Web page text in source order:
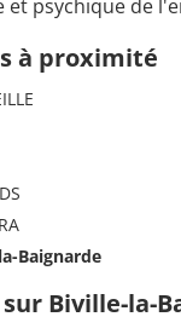
et psychique de
à proximité
Baignarde
Biville-la-